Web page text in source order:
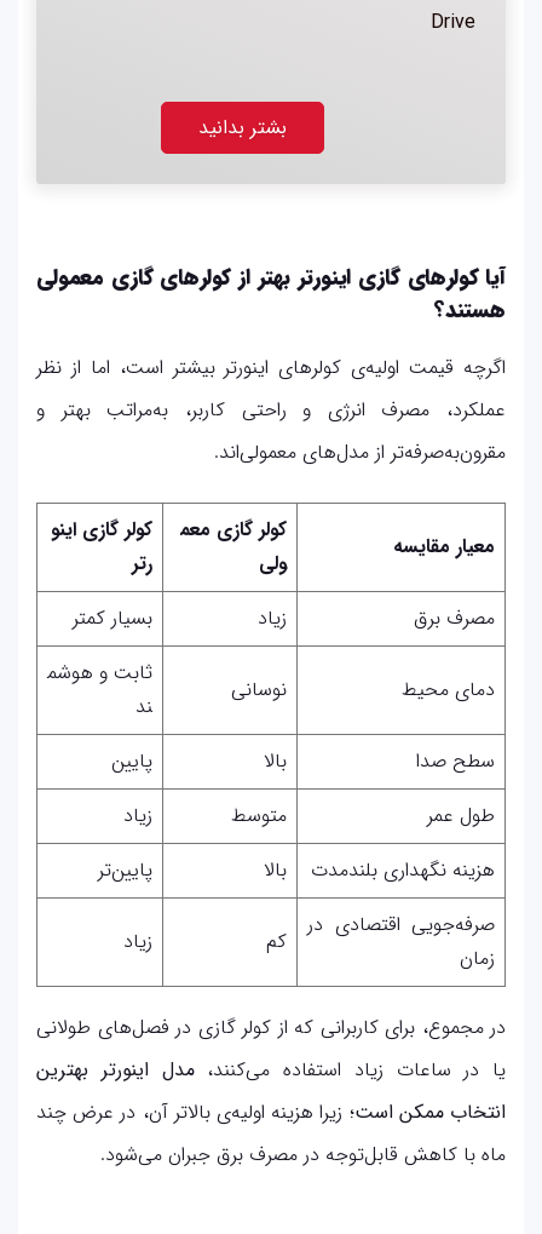
Drive
بشتر بدانید
آیا کولرهای گازی اینورتر بهتر از کولرهای گازی معمولی
هستند؟
اگرچه قیمت اولیه‌ی کولرهای اینورتر بیشتر است، اما از نظر
عملکرد، مصرف انرژی و راحتی کاربر، به‌مراتب بهتر و
مقرون‌به‌صرفه‌تر از مدل‌های معمولی‌اند.
معیار مقایسه
کولر گازی معم
ولی
کولر گازی اینو
رتر
مصرف برق
زیاد بسیار کمتر
دمای محیط نوسانی
ثابت و هوشم
ند
سطح صدا
بالا
پایین
طول عمر
متوسط
زیاد
هزینه نگهداری بلندمدت
بالا
پایین‌تر
صرفه‌جویی اقتصادی در
زمان
کم زیاد
در مجموع، برای کاربرانی که از کولر گازی در فصل‌های طولانی
یا در ساعات زیاد استفاده می‌کنند،مدل اینورتر بهترین
انتخاب ممکن است؛ زیرا هزینه اولیه‌ی بالاتر آن، در عرض چند
ماه با کاهش قابل‌توجه در مصرف برق جبران می‌شود.